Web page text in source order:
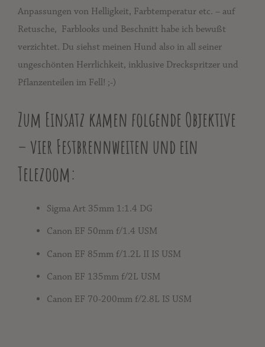
Anpassungen von Helligkeit, Farbtemperatur etc. – auf
Retusche, Farblooks und Beschnitt habe ich bewußt
verzichtet. Du siehst meinen Hund also in all seiner
ungeschönten Herrlichkeit, inklusive Dreckspritzer und
Pflanzenteilen im Fell! ;-)
Zum Einsatz kamen folgende Objektive
– vier Festbrennweiten und ein
Telezoom:
Sigma Art 35mm 1:1.4 DG
Canon EF 50mm f/1.4 USM
Canon EF 85mm f/1.2L II IS USM
Canon EF 135mm f/2L USM
Canon EF 70-200mm f/2.8L IS USM